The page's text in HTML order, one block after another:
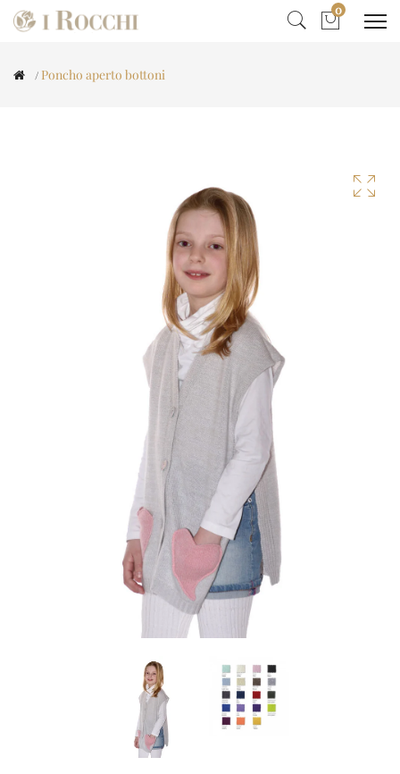
0
Poncho aperto bottoni